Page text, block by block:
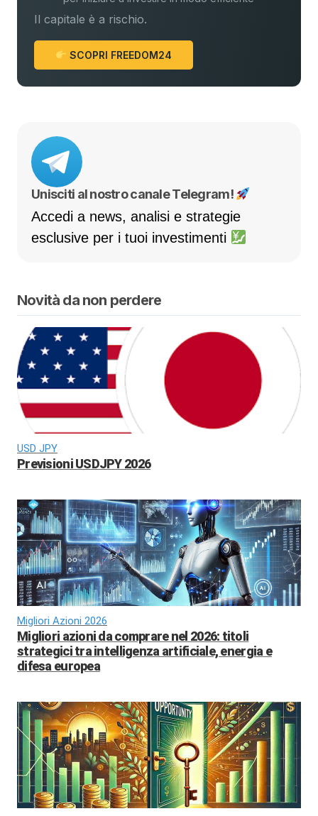
Il capitale è a rischio.
SCOPRI FREEDOM24
Unisciti al nostro canale Telegram!
Accedi a news, analisi e strategie
esclusive per i tuoi investimenti
Novità da non perdere
USD JPY
Previsioni USDJPY 2026
Migliori Azioni 2026
Migliori azioni da comprare nel 2026: titoli
strategici tra intelligenza artificiale, energia e
difesa europea